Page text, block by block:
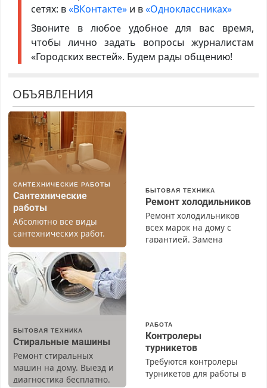
сетях: в«ВКонтакте»и в«Одноклассниках»
Звоните в любое удобное для вас время,
чтобы лично задать вопросы журналистам
«Городских вестей». Будем рады общению!
ОБЪЯВЛЕНИЯ
САНТЕХНИЧЕСКИЕ РАБОТЫ
Сантехнические
работы
Абсолютно все виды
сантехнических работ.
Быстро. Качественно.
Недорого.
БЫТОВАЯ ТЕХНИКА
Ремонт холодильников
Ремонт холодильников
всех марок на дому с
гарантией. Замена
БЫТОВАЯ ТЕХНИКА
Стиральные машины
Ремонт стиральных
машин на дому. Выезд и
диагностика бесплатно.
РАБОТА
Контролеры
турникетов
Требуются контролеры
турникетов для работы в